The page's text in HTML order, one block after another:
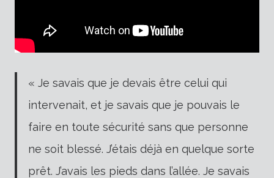
« Je savais que je devais être celui qui
intervenait, et je savais que je pouvais le
faire en toute sécurité sans que personne
ne soit blessé. J’étais déjà en quelque sorte
prêt. J’avais les pieds dans l’allée. Je savais